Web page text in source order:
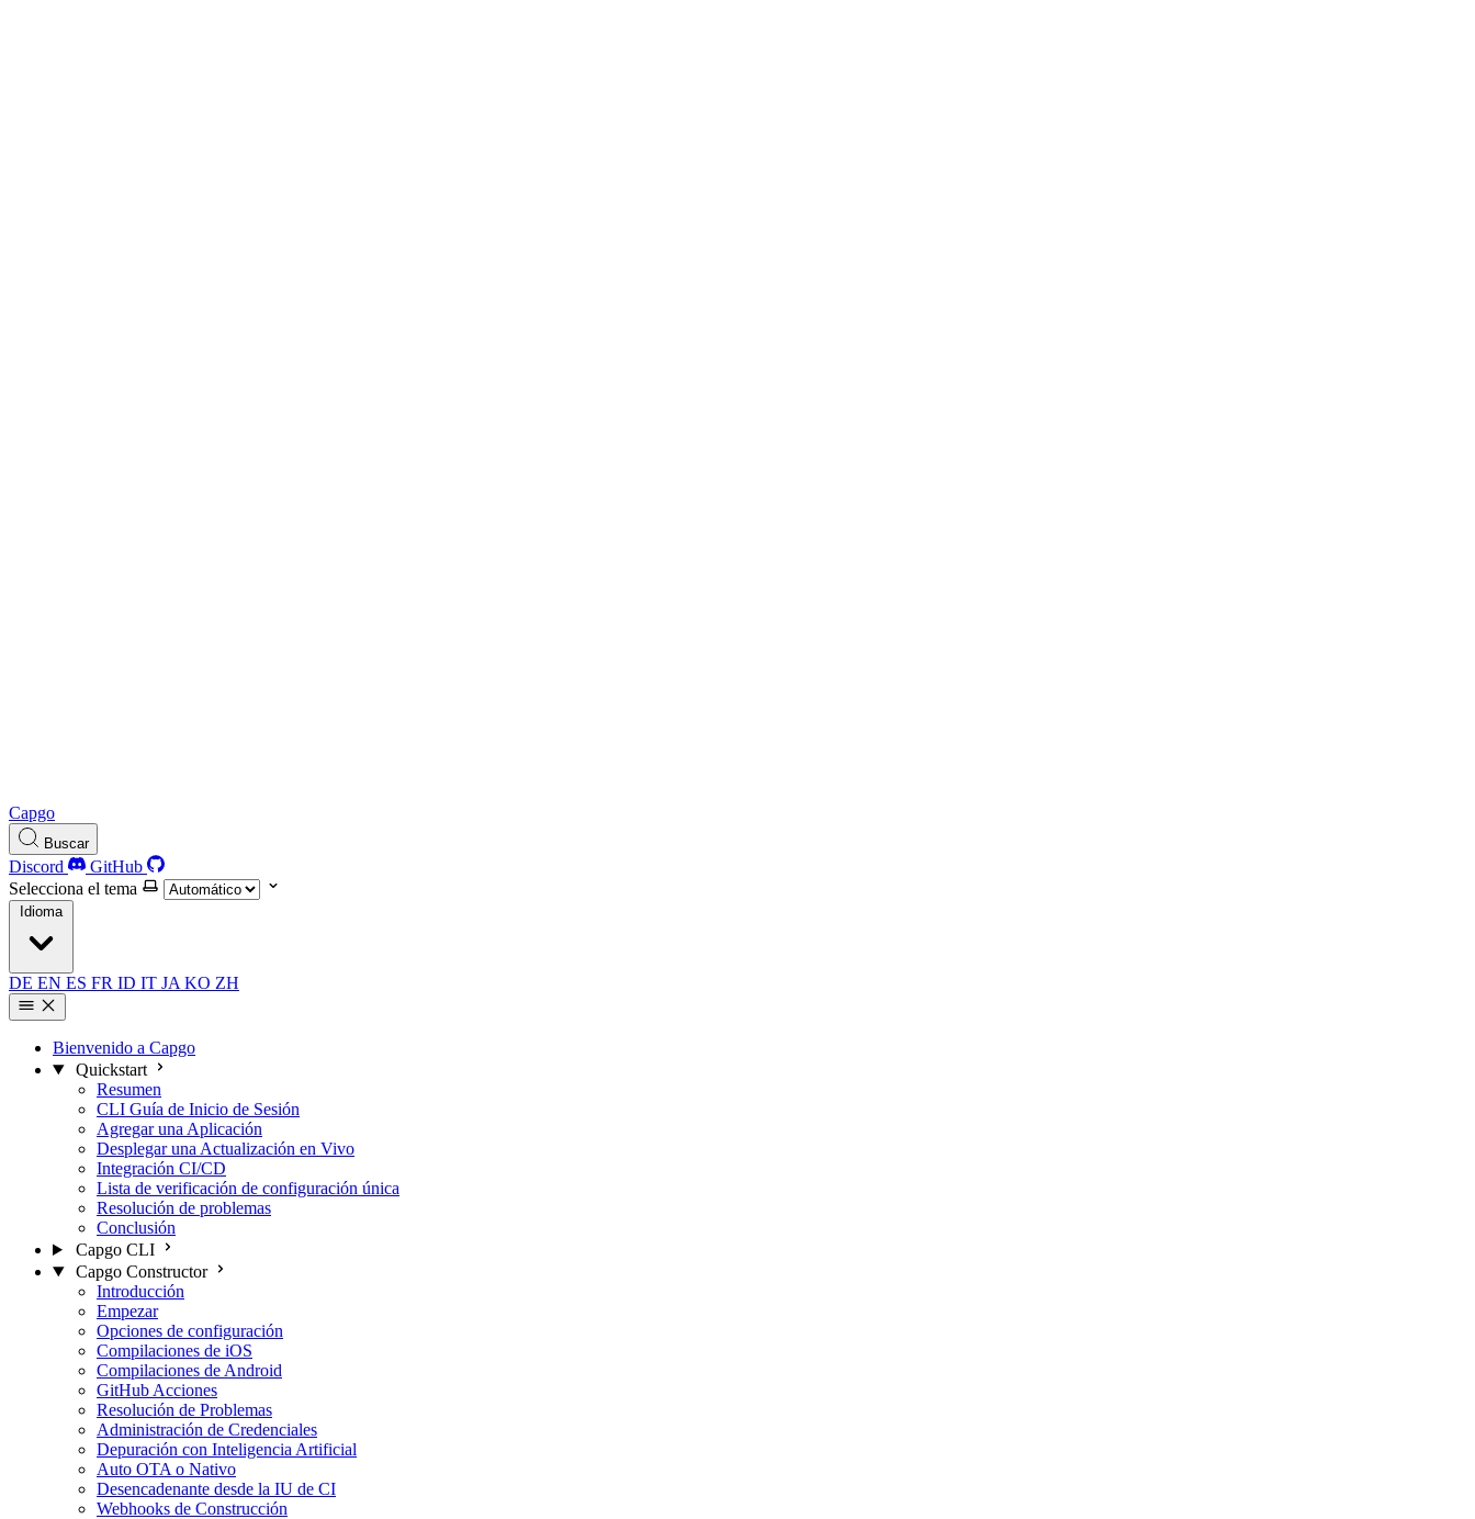
Capgo
Buscar
Discord
GitHub
Selecciona el tema
Idioma
DE EN ES FR ID IT JA KO ZH
Bienvenido a Capgo
Quickstart
Resumen
CLI Guía de Inicio de Sesión
Agregar una Aplicación
Desplegar una Actualización en Vivo
Integración CI/CD
Lista de verificación de configuración única
Resolución de problemas
Conclusión
Capgo CLI
Capgo Constructor
Introducción
Empezar
Opciones de configuración
Compilaciones de iOS
Compilaciones de Android
GitHub Acciones
Resolución de Problemas
Administración de Credenciales
Depuración con Inteligencia Artificial
Auto OTA o Nativo
Desencadenante desde la IU de CI
Webhooks de Construcción